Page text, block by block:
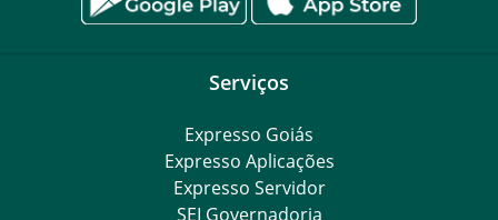
Serviços
Expresso Goiás
Expresso Aplicações
Expresso Servidor
SEI Governadoria